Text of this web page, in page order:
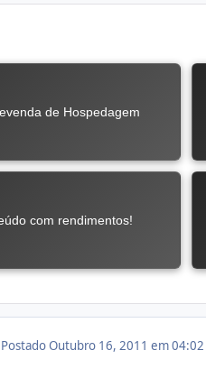
PostadoOutubro 16, 2011 em 04:02